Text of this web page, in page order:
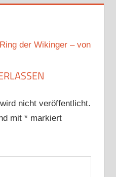
der Wikinger – von
nicht veröffentlicht.
mit *markiert